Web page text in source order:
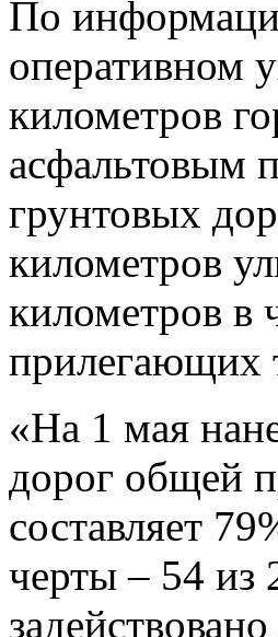
По
оперативном
километров
асфальтовым
грунтовых
километров
километров в
прилегающих
«На 1 мая
дорог общей
составляет
черты – 54 из